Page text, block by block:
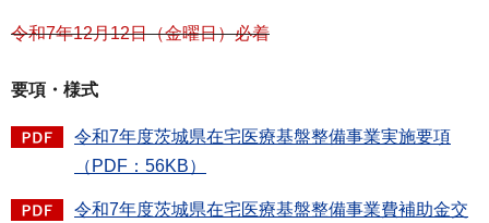
令和7年12月12日（金曜日）必着
要項・様式
令和7年度茨城県在宅医療基盤整備事業実施要項
（PDF：56KB）
令和7年度茨城県在宅医療基盤整備事業費補助金交